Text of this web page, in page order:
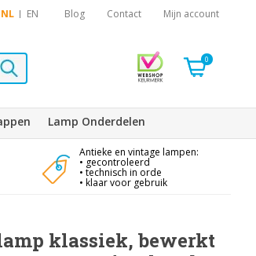
NL EN Blog Contact Mijn account
0
Lamp Onderdelen
Antieke en vintage lampen:
• gecontroleerd
• technisch in orde
• klaar voor gebruik
klassiek, bewerkt